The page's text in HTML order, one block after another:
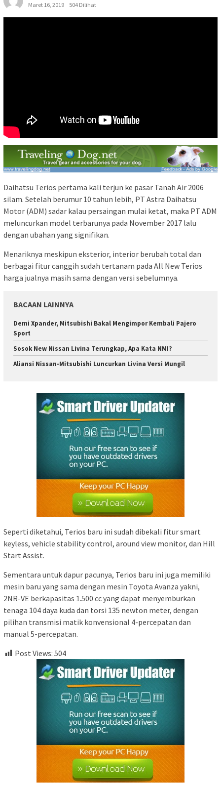
Maret 16, 2019
504 Dilihat
Daihatsu Terios pertama kali terjun ke pasar Tanah Air 2006
silam. Setelah berumur 10 tahun lebih, PT Astra Daihatsu
Motor (ADM) sadar kalau persaingan mulai ketat, maka PT ADM
meluncurkan model terbarunya pada November 2017 lalu
dengan ubahan yang signifikan.
Menariknya meskipun eksterior, interior berubah total dan
berbagai fitur canggih sudah tertanam pada All New Terios
harga jualnya masih sama dengan versi sebelumnya.
BACAAN LAINNYA
Demi Xpander, Mitsubishi Bakal Mengimpor Kembali Pajero
Sport
Sosok New Nissan Livina Terungkap, Apa Kata NMI?
Aliansi Nissan-Mitsubishi Luncurkan Livina Versi Mungil
Seperti diketahui, Terios baru ini sudah dibekali fitur smart
keyless, vehicle stability control, around view monitor, dan Hill
Start Assist.
Sementara untuk dapur pacunya, Terios baru ini juga memiliki
mesin baru yang sama dengan mesin Toyota Avanza yakni,
2NR-VE berkapasitas 1.500 cc yang dapat menyemburkan
tenaga 104 daya kuda dan torsi 135 newton meter, dengan
pilihan transmisi matik konvensional 4-percepatan dan
manual 5-percepatan.
Post Views: 504